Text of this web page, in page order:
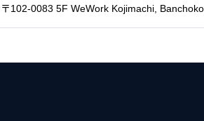
〒102-0083 5F WeWork Kojimachi,